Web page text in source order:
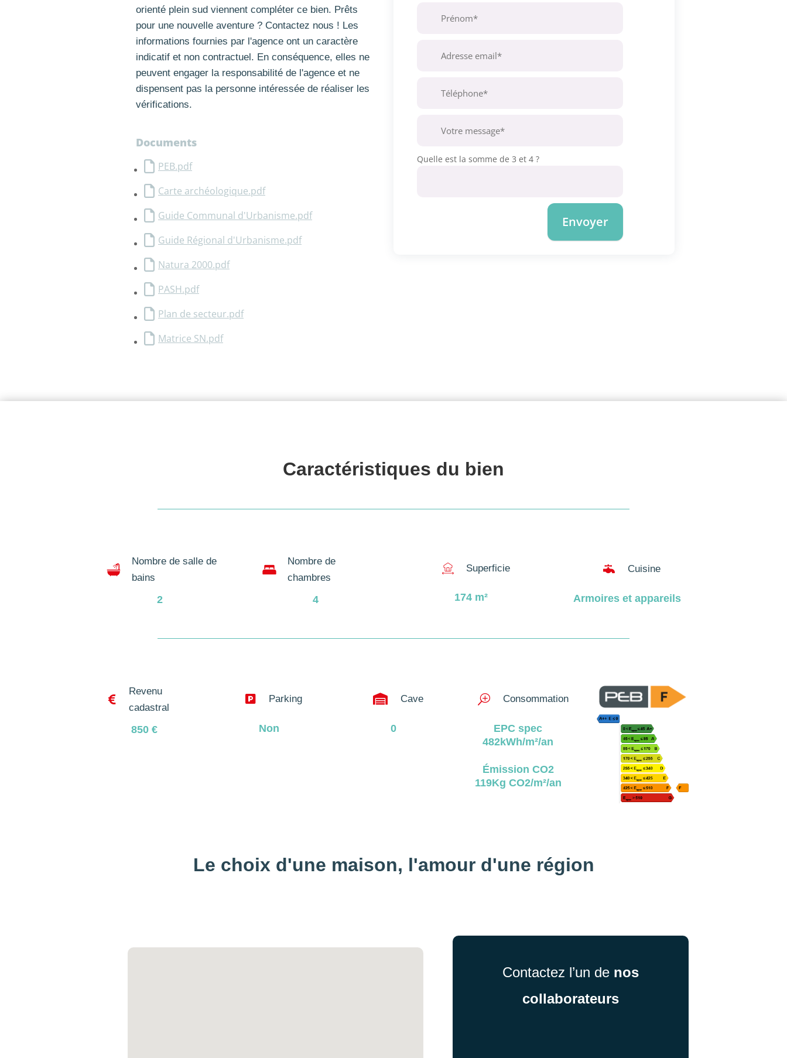
orienté plein sud viennent compléter ce bien. Prêts
pour une nouvelle aventure ? Contactez nous ! Les
informations fournies par l'agence ont un caractère
indicatif et non contractuel. En conséquence, elles ne
peuvent engager la responsabilité de l'agence et ne
dispensent pas la personne intéressée de réaliser les
vérifications.
Documents
PEB.pdf
Carte archéologique.pdf
Guide Communal d'Urbanisme.pdf
Guide Régional d'Urbanisme.pdf
Natura 2000.pdf
PASH.pdf
Plan de secteur.pdf
Matrice SN.pdf
Quelle est la somme de 3 et 4 ?
Envoyer
Caractéristiques du bien
Nombre de salle de
bains
2
Nombre de
chambres
4
Superficie
174 m²
 Cuisine
Armoires et appareils

Revenu
cadastral
850€
 Parking
Non
 Cave
0
T Consommation
EPC spec
482kWh/m²/an
Émission CO2
119Kg CO2/m²/an
Le choix d'une maison, l'amour d'une région
Contactez l’un de nos
collaborateurs